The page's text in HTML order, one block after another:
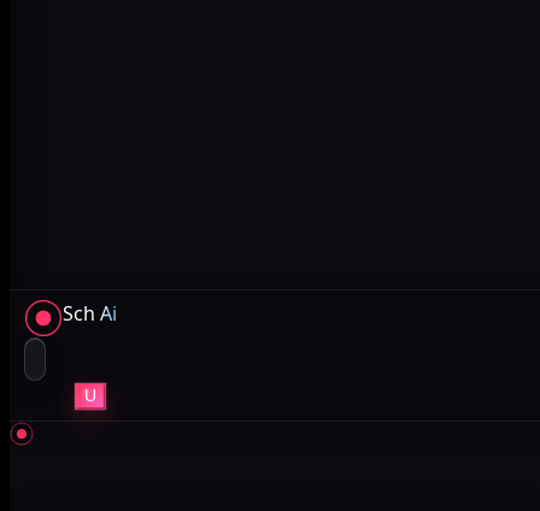
Sch Ai
U